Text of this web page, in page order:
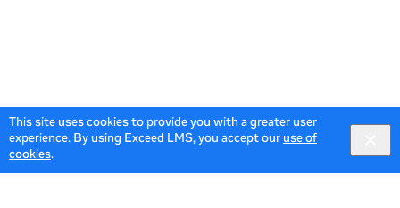
This site uses cookies to provide you with a greater user
experience. By using Exceed LMS, you accept our use of
cookies.